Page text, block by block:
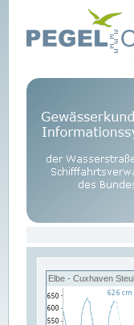
Elbe - Cuxhaven